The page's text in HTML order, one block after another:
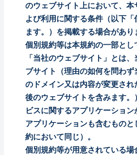
のウェブサイト上において、本
よび利用に関する条件（以下
ます。）を掲載する場合があり
個別規約等は本規約の一部とし
「当社のウェブサイト」とは
ブサイト（理由の如何を問わず
のドメイン又は内容が変更され
後のウェブサイトを含みます。
ビスに関するアプリケーショ
アプリケーションも含むもの
約において同じ）。
個別規約等が用意されている場